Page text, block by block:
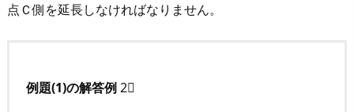
点Ｃ側を延長しなければなりません。
例題(1)の解答例2⃣